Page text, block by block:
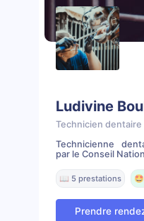
Ludivine
Technicien dentaire
Technicienne
par le Conseil
📖 5 prestations
Prendre